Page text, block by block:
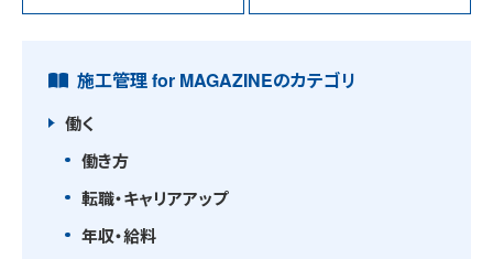
施工管理 for MAGAZINEのカテゴリ
働く
働き方
転職・キャリアアップ
年収・給料